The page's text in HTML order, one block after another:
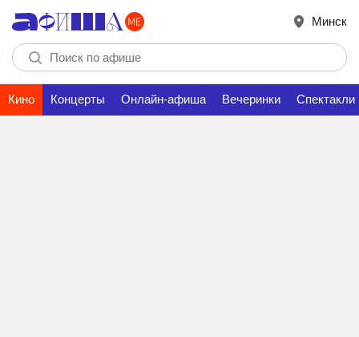
Минск
Кино Концерты Онлайн-афиша Вечеринки Спектакли